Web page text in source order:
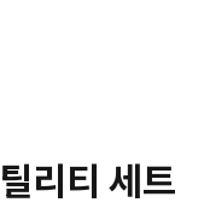
리티 세트